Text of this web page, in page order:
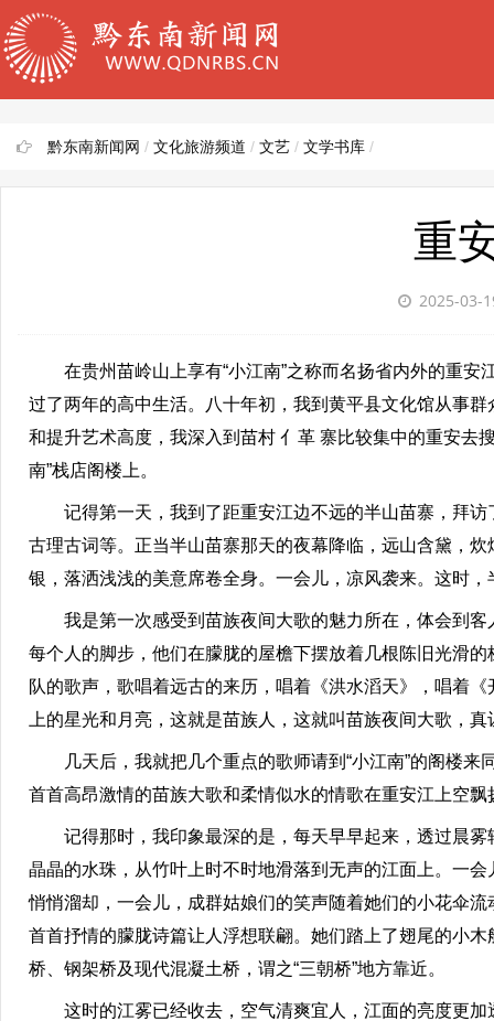
黔东南新闻网 / 文化旅游频道 / 文艺 / 文学书库 /
重
2025-03-
在贵州苗岭山上享有“小江南”之称而名扬省内外的重安
过了两年的高中生活。八十年初，我到黄平县文化馆从事
和提升艺术高度，我深入到苗村 亻革 寨比较集中的重安去
南”栈店阁楼上。
记得第一天，我到了距重安江边不远的半山苗寨，拜访
古理古词等。正当半山苗寨那天的夜幕降临，远山含黛，
银，落洒浅浅的美意席卷全身。一会儿，凉风袭来。这时
我是第一次感受到苗族夜间大歌的魅力所在，体会到客
每个人的脚步，他们在朦胧的屋檐下摆放着几根陈旧光滑
队的歌声，歌唱着远古的来历，唱着《洪水滔天》，唱着
上的星光和月亮，这就是苗族人，这就叫苗族夜间大歌，
几天后，我就把几个重点的歌师请到“小江南”的阁楼来
首首高昂激情的苗族大歌和柔情似水的情歌在重安江上空飘
记得那时，我印象最深的是，每天早早起来，透过晨雾
晶晶的水珠，从竹叶上时不时地滑落到无声的江面上。一
悄悄溜却，一会儿，成群姑娘们的笑声随着她们的小花伞
首首抒情的朦胧诗篇让人浮想联翩。她们踏上了翅尾的小
桥、钢架桥及现代混凝土桥，谓之“三朝桥”地方靠近。
这时的江雾已经收去，空气清爽宜人，江面的亮度更加